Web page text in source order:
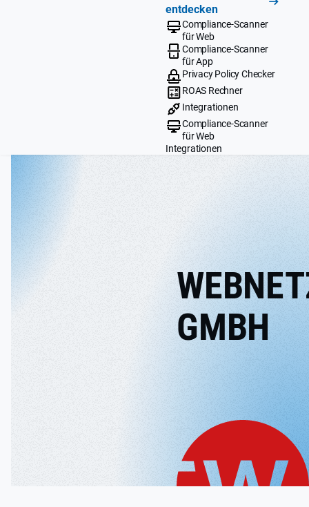
entdecken
Compliance-Scanner
für Web
Compliance-Scanner
für App
Privacy Policy Checker
ROAS Rechner
Integrationen
Compliance-Scanner
für Web
Integrationen
GMBH